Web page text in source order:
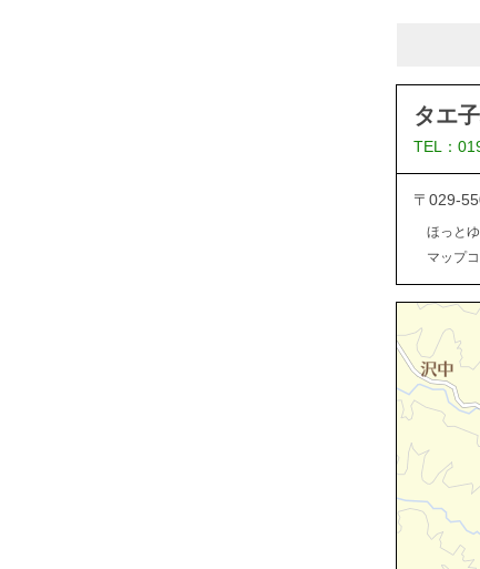
タエ
TEL：
〒029-
ほっと
マップ